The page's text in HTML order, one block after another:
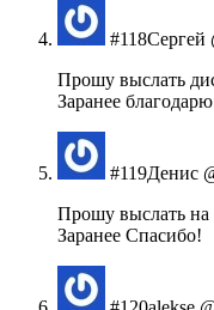
#118Сергей
Прошу выслать
Заранее благодарю
#119Денис
Прошу выслать на
Заранее Спасибо!